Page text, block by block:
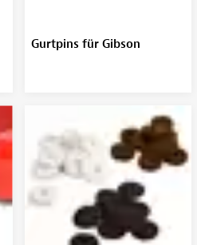
Gurtpins für Gibson